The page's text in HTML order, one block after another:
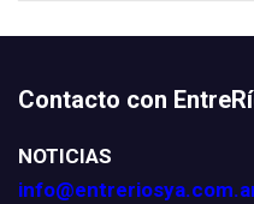
Contacto con
NOTICIAS